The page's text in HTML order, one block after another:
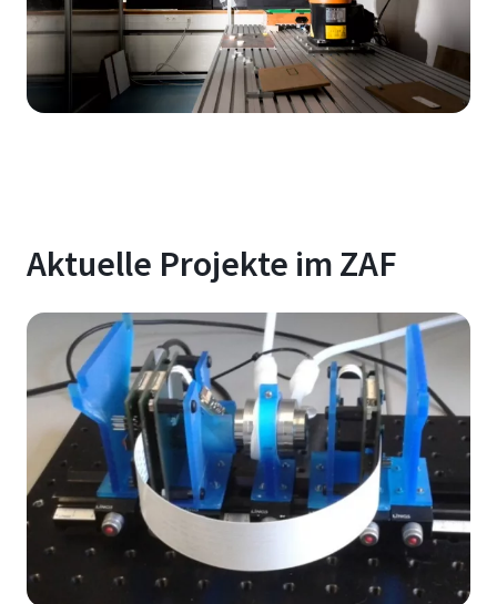
Aktuelle Projekte im ZAF